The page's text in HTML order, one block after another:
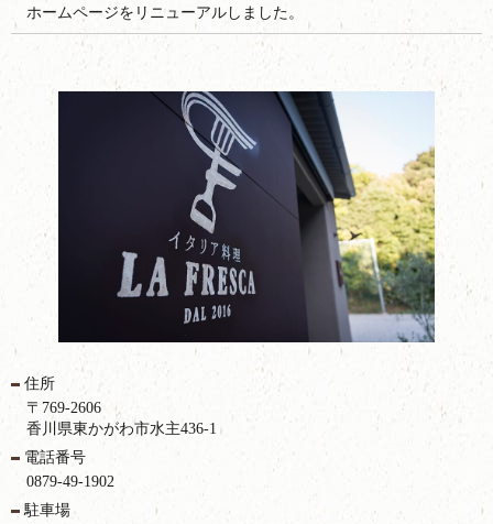
ホームページをリニューアルしました。
住所
〒769-2606
香川県東かがわ市水主436-1
電話番号
0879-49-1902
駐車場